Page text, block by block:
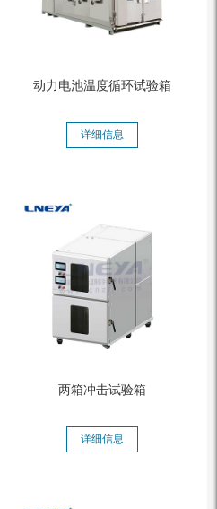
动力电池温度循环试验箱
详细信息
两箱冲击试验箱
详细信息